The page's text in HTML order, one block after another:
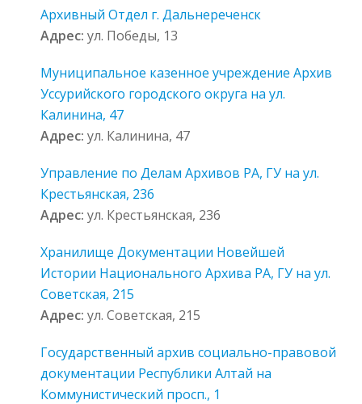
Архивный Отдел г. Дальнереченск
Адрес: ул. Победы, 13
Муниципальное казенное учреждение Архив
Уссурийского городского округа на ул.
Калинина, 47
Адрес: ул. Калинина, 47
Управление по Делам Архивов РА, ГУ на ул.
Крестьянская, 236
Адрес: ул. Крестьянская, 236
Хранилище Документации Новейшей
Истории Национального Архива РА, ГУ на ул.
Советская, 215
Адрес: ул. Советская, 215
Государственный архив социально-правовой
документации Республики Алтай на
Коммунистический просп., 1